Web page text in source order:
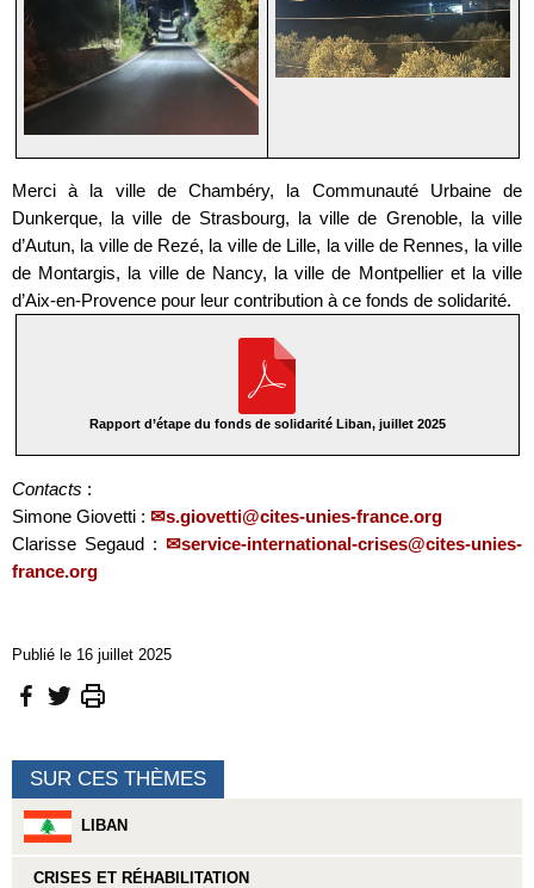
Merci à la ville de Chambéry, la Communauté Urbaine de
Dunkerque, la ville de Strasbourg, la ville de Grenoble, la ville
d’Autun, la ville de Rezé, la ville de Lille, la ville de Rennes, la ville
de Montargis, la ville de Nancy, la ville de Montpellier et la ville
d’Aix-en-Provence pour leur contribution à ce fonds de solidarité.
Rapport d’étape du fonds de solidarité Liban, juillet 2025
Contacts :
Simone Giovetti :
s.giovetti@cites-unies-france.org
Clarisse Segaud :
service-international-crises@cites-unies-
france.org
Publié le 16 juillet 2025
SUR CES THÈMES
LIBAN
CRISES ET RÉHABILITATION